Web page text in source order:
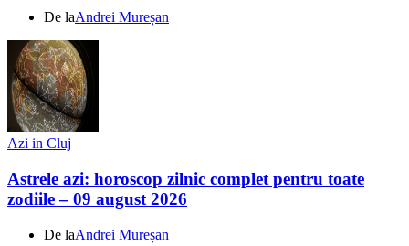
De laAndrei Mureșan
Azi in Cluj
Astrele azi: horoscop zilnic complet pentru toate
zodiile – 09 august 2026
De laAndrei Mureșan